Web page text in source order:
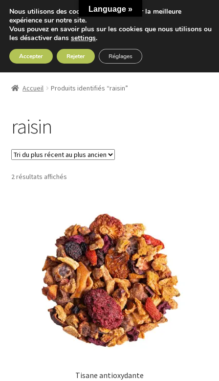
Aller
à
la
navigation
Aller
au
contenu
Accueil
Nos Tisanes
Detox
Sport
Accueil Produits identifiés “raisin”
raisin
2 résultats affichésTrié
plus
ancien
Tisane antioxydante
Language »
Nous utilisons des cookies pour vous offrir la meilleure
expérience sur notre site.
Vous pouvez en savoir plus sur les cookies que nous utilisons ou
les désactiver dans settings.
Accepter Rejeter Réglages